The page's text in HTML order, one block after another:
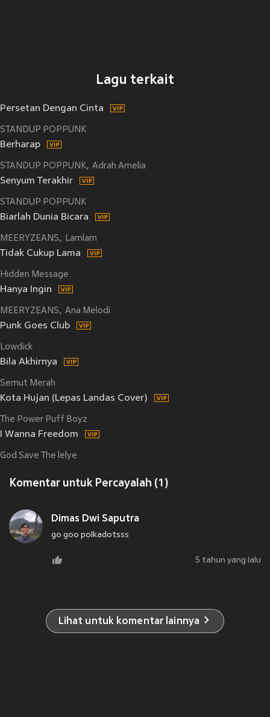
Lagu terkait
Persetan Dengan Cinta
STANDUP POPPUNK
Berharap
STANDUP POPPUNK Adrah Amelia
Senyum Terakhir
STANDUP POPPUNK
Biarlah Dunia Bicara
MEERYZEANS Lamlam
Tidak Cukup Lama
Hidden Message
Hanya Ingin
MEERYZEANS Ana Melodi
Punk Goes Club
Lowdick
Bila Akhirnya
Semut Merah
Kota Hujan (Lepas Landas Cover)
The Power Puff Boyz
I Wanna Freedom
God Save The lelye
Komentar untuk Percayalah (1)
Dimas Dwi Saputra
go goo polkadotsss
5 tahun yang lalu
Lihat untuk komentar lainnya